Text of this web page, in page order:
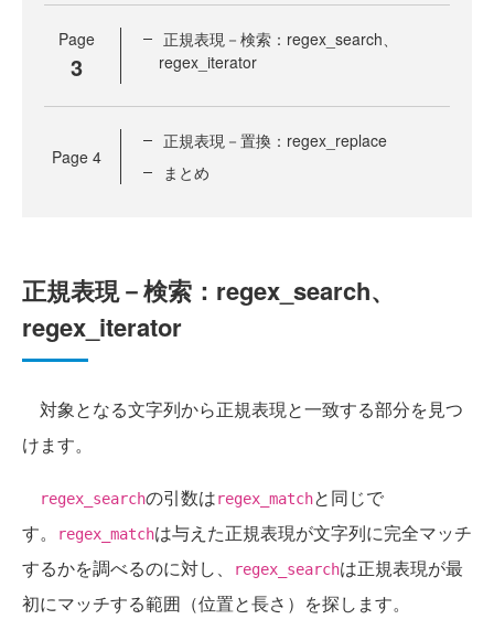
Page
3
正規表現－検索：regex_search、
regex_iterator
Page 4
正規表現－置換：regex_replace
まとめ
正規表現－検索：regex_search、
regex_iterator
対象となる文字列から正規表現と一致する部分を見つ
けます。
regex_searchの引数はregex_matchと同じで
す。
regex_matchは与えた正規表現が文字列に完全マッチ
するかを調べるのに対し、
regex_searchは正規表現が最
初にマッチする範囲（位置と長さ）を探します。